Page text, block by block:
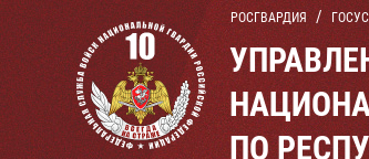
РОСГВАРДИЯ
ПО